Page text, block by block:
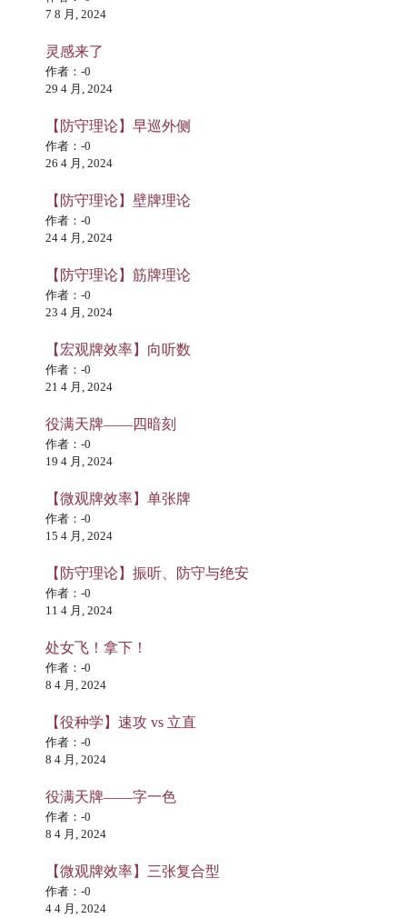
7 8 月, 2024
灵感来了
作者：-0
29 4 月, 2024
【防守理论】早巡外侧
作者：-0
26 4 月, 2024
【防守理论】壁牌理论
作者：-0
24 4 月, 2024
【防守理论】筋牌理论
作者：-0
23 4 月, 2024
【宏观牌效率】向听数
作者：-0
21 4 月, 2024
役满天牌——四暗刻
作者：-0
19 4 月, 2024
【微观牌效率】单张牌
作者：-0
15 4 月, 2024
【防守理论】振听、防守与绝安
作者：-0
11 4 月, 2024
处女飞！拿下！
作者：-0
8 4 月, 2024
【役种学】速攻 vs 立直
作者：-0
8 4 月, 2024
役满天牌——字一色
作者：-0
8 4 月, 2024
【微观牌效率】三张复合型
作者：-0
4 4 月, 2024